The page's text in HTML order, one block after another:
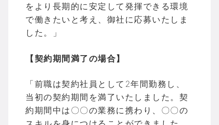
をより長期的に安定して発揮できる環境
で働きたいと考え、御社に応募いたしま
した。」
【契約期間満了の場合】
「前職は契約社員として2年間勤務し、
当初の契約期間を満了いたしました。契
約期間中は〇〇の業務に携わり、〇〇の